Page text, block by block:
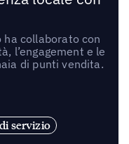
ha collaborato con
l’engagement e le
di punti vendita.
servizio